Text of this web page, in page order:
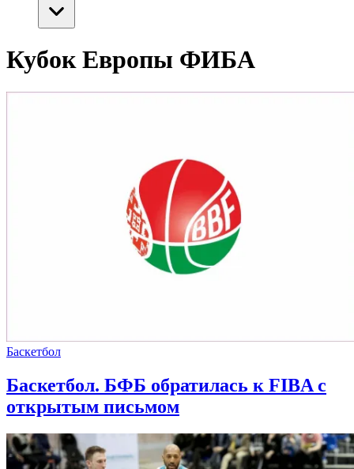
Кубок Европы ФИБА
Баскетбол
Баскетбол. БФБ обратилась к FIBA с
открытым письмом